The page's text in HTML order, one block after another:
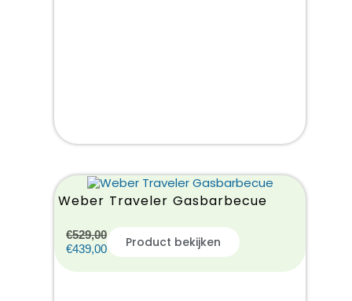
Weber Traveler Gasbarbecue
€529,00
€439,00 Product bekijken